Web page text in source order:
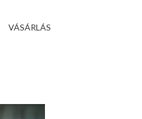
VÁSÁRLÁS